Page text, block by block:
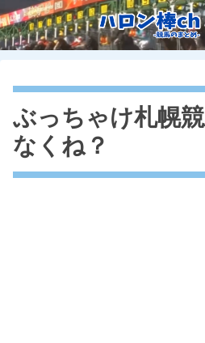
ぶっちゃけ札幌
なくね？